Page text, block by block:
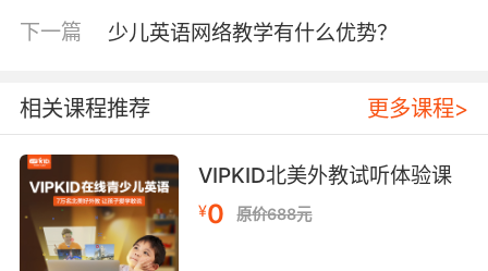
仿母语的学习方式。每个孩子学母语的时候都是
身体五官，再到各种物品、水果、蔬菜等。学英
语当然也可以按这样的顺序开始，先从mom和
dad，再到nose、eye、mouth、ear这几个孩子
最熟悉的器官。
下一篇 少儿英语网络教学有什么优势？
相关课程推荐 更多课程>
VIPKID北美外教试听体验课
¥0 原价688元